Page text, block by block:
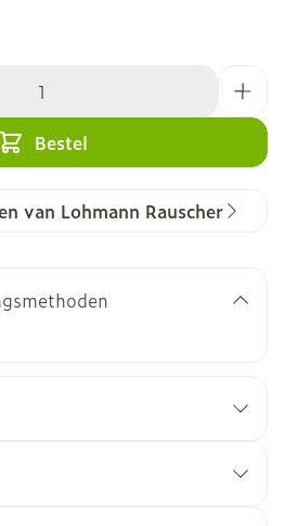
Bestel
van Lohmann Rauscher